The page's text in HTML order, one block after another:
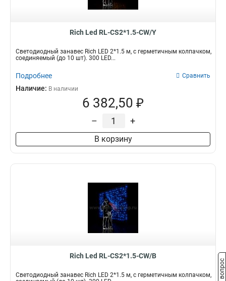
Rich Led RL-CS2*1.5-CW/Y
Светодиодный занавес Rich LED 2*1.5 м, с герметичным колпачком,
соединяемый (до 10 шт). 300 LED...
Подробнее Сравнить
Наличие: В наличии
6 382,50 ₽
– +
В корзину
Rich Led RL-CS2*1.5-CW/B
Светодиодный занавес Rich LED 2*1.5 м, с герметичным колпачком,